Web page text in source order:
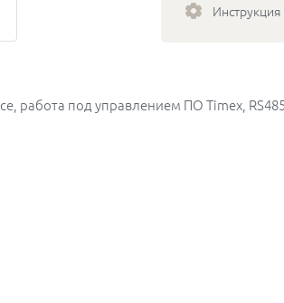
Инструкция
работа под управлением ПО Timex,